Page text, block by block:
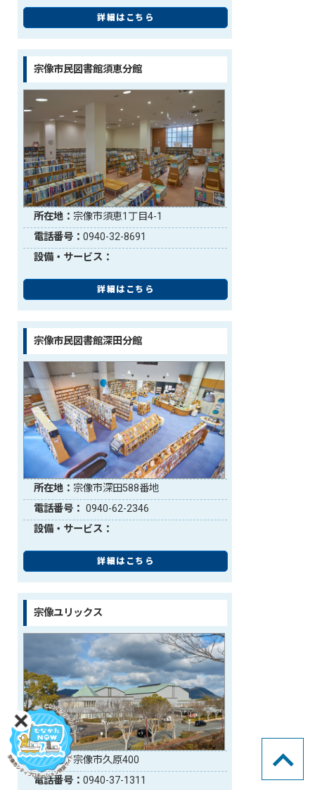
詳細はこちら
宗像市民図書館須恵分館
所在地：宗像市須恵1丁目4-1
電話番号：0940-32-8691
設備・サービス：
詳細はこちら
宗像市民図書館深田分館
所在地：宗像市深田588番地
電話番号： 0940-62-2346
設備・サービス：
詳細はこちら
宗像ユリックス
所在地：宗像市久原400
電話番号：0940-37-1311